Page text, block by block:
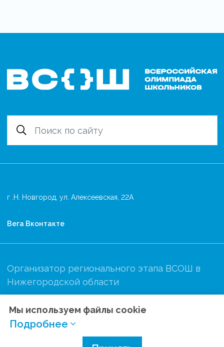
г .Н. Новгород, ул. Алексеевская, 22А
Вега Вконтакте
Организатор регионального этапа ВСОШ в
Нижегородской области
Политика конфиденциальности
Мы используем файлы cookie
Подробнее